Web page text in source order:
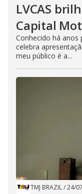
LVCAS
Capital
Conhecido há
celebra
meu público é a...
TMJ BRAZIL/24/